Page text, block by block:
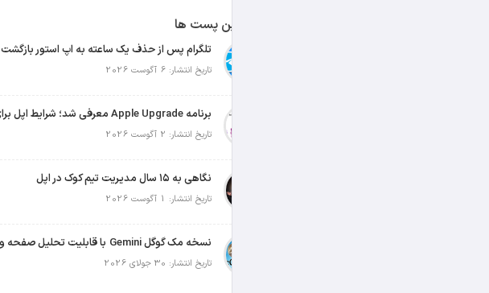
آخرین پست ها
تلگرام پس از حذف یک ساعته به اپ استور بازگشت
تاریخ انتشار: 6 آگوست 2026
تاریخ انتشار: 2 آگوست 2026
نگاهی به ۱۵ سال مدیریت تیم کوک در اپل
تاریخ انتشار: 1 آگوست 2026
تاریخ انتشار: 30 جولای 2026